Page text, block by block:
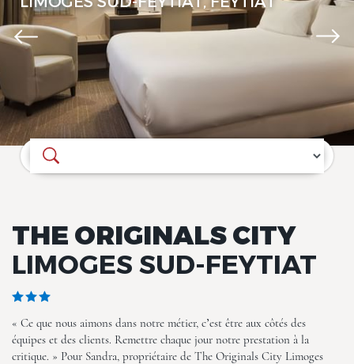
Où souhaitez-vous séjourner ?
THE ORIGINALS CITY
LIMOGES SUD-FEYTIAT
« Ce que nous aimons dans notre métier, c’est être aux côtés des
équipes et des clients. Remettre chaque jour notre prestation à la
critique. » Pour Sandra, propriétaire de The Originals City Limoges
The Originals City, Limoges
Sud-Feytiat
The Originals City, Limoges
Sud-Feytiat